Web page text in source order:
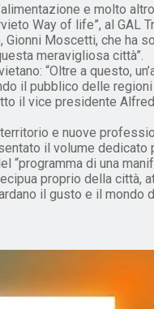
e molto
Way of life”, al GAL
Gionni Moscetti, che ha
meravigliosa città”.
“Oltre a questo,
il pubblico delle regioni
il vice presidente
e nuove
il volume
“programma di una
proprio della città,
il gusto e il mondo